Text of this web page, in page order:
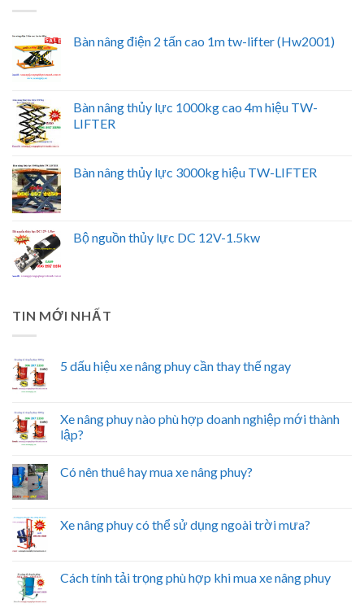
Bàn nâng điện 2 tấn cao 1m tw-lifter (Hw2001)
Bàn nâng thủy lực 1000kg cao 4m hiệu TW-
LIFTER
Bàn nâng thủy lực 3000kg hiệu TW-LIFTER
Bộ nguồn thủy lực DC 12V-1.5kw
TIN MỚI NHẤT
5 dấu hiệu xe nâng phuy cần thay thế ngay
Xe nâng phuy nào phù hợp doanh nghiệp mới thành
lập?
Có nên thuê hay mua xe nâng phuy?
Xe nâng phuy có thể sử dụng ngoài trời mưa?
Cách tính tải trọng phù hợp khi mua xe nâng phuy